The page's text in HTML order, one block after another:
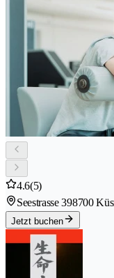
4.6(5)
Seestrasse 398700
Jetzt buchen